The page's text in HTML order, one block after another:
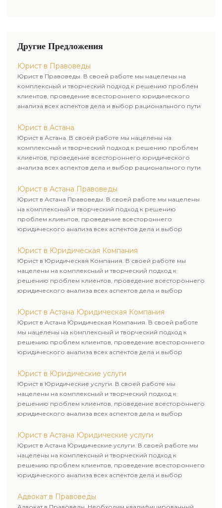
юридическую компанию, где
самые запутанные правовые
вопросы.
Другие Предложения
Юрист в Правоведы
Юрист в Правоведы. В своей работе мы нацелены на
комплексный и творческий подход к решению проблем
клиентов, проведение всестороннего юридического
анализа всех аспектов дела и выбор рационального пути
Юрист в Астана
Юрист в Астана. В своей работе мы нацелены на
комплексный и творческий подход к решению проблем
клиентов, проведение всестороннего юридического
анализа всех аспектов дела и выбор рационального пути
Юрист в Астана Правоведы
Юрист в Астана Правоведы. В своей работе мы нацелены
на комплексный и творческий подход к решению
проблем клиентов, проведение всестороннего
юридического анализа всех аспектов дела и выбор
Юрист в Юридическая Компания
Юрист в Юридическая Компания. В своей работе мы
нацелены на комплексный и творческий подход к
решению проблем клиентов, проведение всестороннего
юридического анализа всех аспектов дела и выбор
Юрист в Астана Юридическая Компания
Юрист в Астана Юридическая Компания. В своей работе
мы нацелены на комплексный и творческий подход к
решению проблем клиентов, проведение всестороннего
юридического анализа всех аспектов дела и выбор
Юрист в Юридические услуги
Юрист в Юридические услуги. В своей работе мы
нацелены на комплексный и творческий подход к
решению проблем клиентов, проведение всестороннего
юридического анализа всех аспектов дела и выбор
Юрист в Астана Юридические услуги
Юрист в Астана Юридические услуги. В своей работе мы
нацелены на комплексный и творческий подход к
решению проблем клиентов, проведение всестороннего
юридического анализа всех аспектов дела и выбор
Адвокат в Правоведы